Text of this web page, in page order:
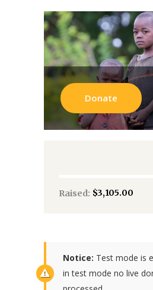
Donate
Raised: $3,105.00
Notice: Test mode is
in test mode no live